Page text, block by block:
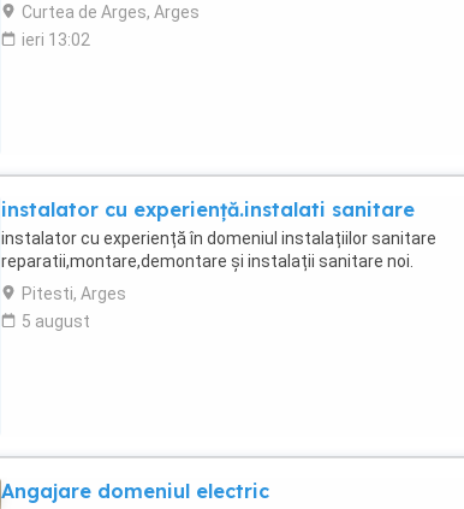
Curtea de Arges, Arges
ieri 13:02
instalator cu experiență.instalati sanitare
instalator cu experiență în domeniul instalațiilor sanitare
reparatii,montare,demontare și instalații sanitare noi.
Pitesti, Arges
5 august
Angajare domeniul electric